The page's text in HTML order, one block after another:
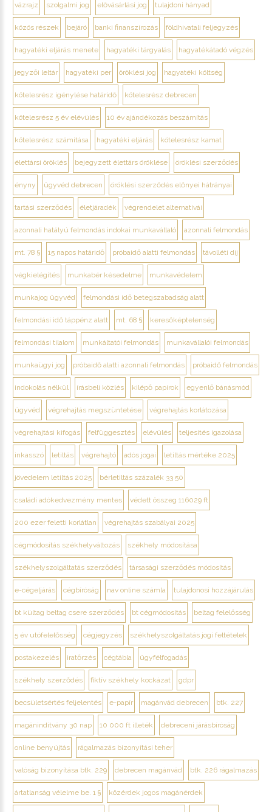
vázrajz szolgalmi jog elővásárlási jog tulajdoni hányad
közös részek bejáró banki finanszírozás földhivatali feljegyzés
hagyatéki eljárás menete hagyatéki tárgyalás hagyatékátadó végzés
jegyzői leltár hagyatéki per öröklési jog hagyatéki költség
kötelesrész igénylése határidő kötelesrész debrecen
kötelesrész 5 év elévülés 10 év ajándékozás beszámítás
kötelesrész számítása hagyatéki eljárás kötelesrész kamat
élettársi öröklés bejegyzett élettárs öröklése öröklési szerződés
ényny ügyvéd debrecen öröklési szerződés előnyei hátrányai
tartási szerződés életjáradék végrendelet alternatívái
azonnali hatályú felmondás indokai munkavállaló azonnali felmondás
mt. 78 § 15 napos határidő próbaidő alatti felmondás távolléti díj
végkielégítés munkabér késedelme munkavédelem
munkajog ügyvéd felmondási idő betegszabadság alatt
felmondási idő táppénz alatt mt. 68 § keresőképtelenség
felmondási tilalom munkáltatói felmondás munkavállalói felmondás
munkaügyi jog próbaidő alatti azonnali felmondás próbaidő felmondás
indokolás nélkül írásbeli közlés kilépő papírok egyenlő bánásmód
ügyvéd végrehajtás megszüntetése végrehajtás korlátozása
végrehajtási kifogás felfüggesztés elévülés teljesítés igazolása
inkasszó letiltás végrehajtó adós jogai letiltás mértéke 2025
jövedelem letiltás 2025 bérletiltás százalék 33 50
családi adókedvezmény mentes védett összeg 116029 ft
200 ezer feletti korlátlan végrehajtás szabályai 2025
cégmódosítás székhelyváltozás székhely módosítása
székhelyszolgáltatás szerződés társasági szerződés módosítás
e-cégeljárás cégbíróság nav online számla tulajdonosi hozzájárulás
bt kültag beltag csere szerződés bt cégmódosítás beltag felelősség
5 év utófelelősség cégjegyzés székhelyszolgáltatás jogi feltételek
postakezelés iratőrzés cégtábla ügyfélfogadás
székhely szerződés fiktív székhely kockázat gdpr
becsületsértés feljelentés e-papír magánvád debrecen btk. 227
magánindítvány 30 nap 10 000 ft illeték debreceni járásbíróság
online benyújtás rágalmazás bizonyítási teher
valóság bizonyítása btk. 229 debrecen magánvád btk. 226 rágalmazás
ártatlanság vélelme be. 1 § közérdek jogos magánérdek